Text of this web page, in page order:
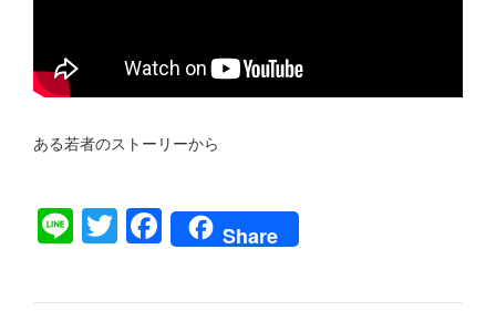
ある若者のストーリーから
LineTwitterFacebook
Share